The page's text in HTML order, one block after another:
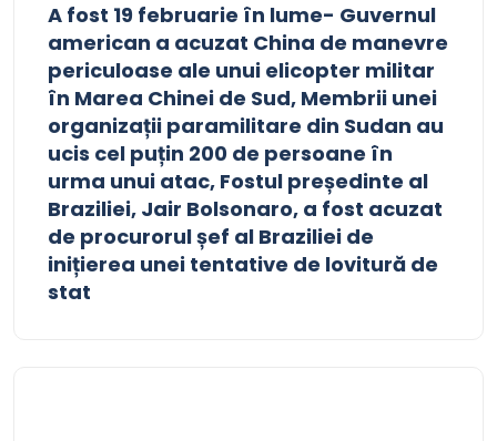
A fost 19 februarie în lume- Guvernul
american a acuzat China de manevre
periculoase ale unui elicopter militar
în Marea Chinei de Sud, Membrii unei
organizații paramilitare din Sudan au
ucis cel puțin 200 de persoane în
urma unui atac, Fostul președinte al
Braziliei, Jair Bolsonaro, a fost acuzat
de procurorul șef al Braziliei de
inițierea unei tentative de lovitură de
stat